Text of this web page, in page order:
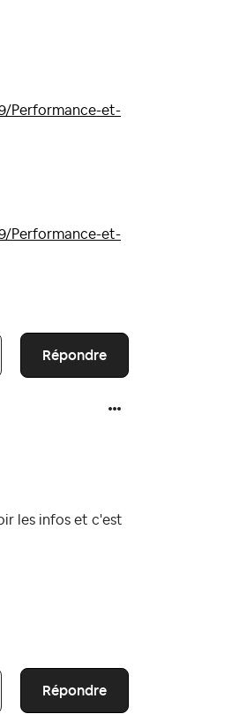
Performance-et-
Performance-et-
Répondre
les infos et c'est
Répondre